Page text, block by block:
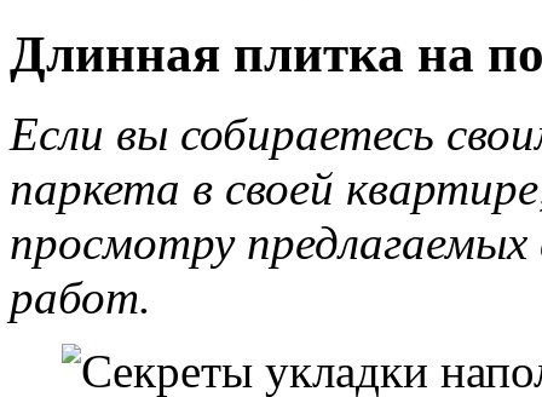
Длинная плитка на
Если вы собираетесь
паркета в своей
просмотру предлагаемых
работ.